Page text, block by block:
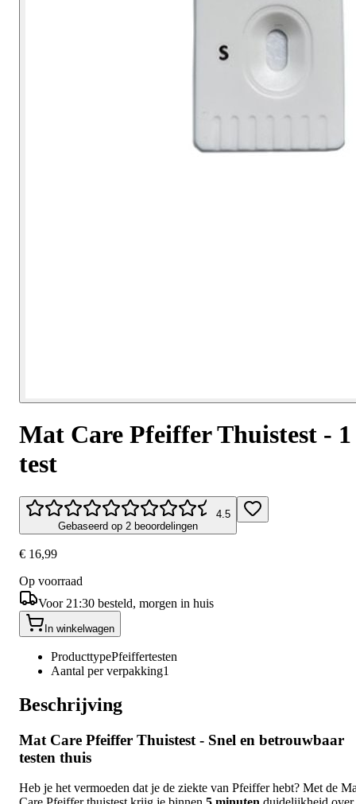
Mat Care Pfeiffer Thuistest - 1
test
4.5
Gebaseerd op 2 beoordelingen
€ 16,99
Op voorraad
Voor 21:30 besteld, morgen in huis
In winkelwagen
ProducttypePfeiffertesten
Aantal per verpakking1
Beschrijving
Mat Care Pfeiffer Thuistest - Snel en betrouwbaar
testen thuis
Heb je het vermoeden dat je de ziekte van Pfeiffer hebt? Met de